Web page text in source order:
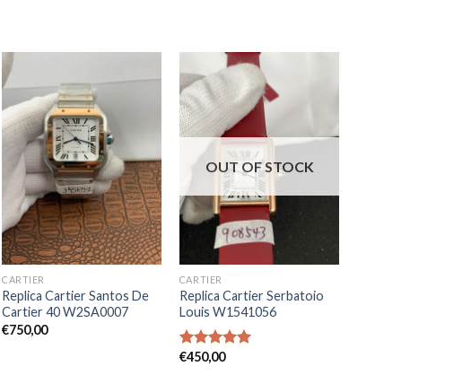
CARTIER
Replica Cartier Santos De
Cartier 40 W2SA0007
€750,00
OUT OF STOCK
CARTIER
Replica Cartier Serbatoio
Louis W1541056
Rated5.00
€450,00